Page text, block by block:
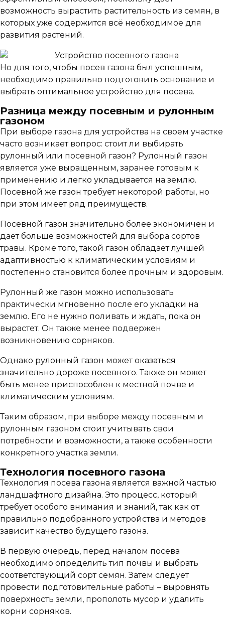
возможность вырастить растительность из семян, в
которых уже содержится всё необходимое для
развития растений.
Но для того, чтобы посев газона был успешным,
необходимо правильно подготовить основание и
выбрать оптимальное устройство для посева.
Разница между посевным и рулонным
газоном
При выборе газона для устройства на своем участке
часто возникает вопрос: стоит ли выбирать
рулонный или посевной газон? Рулонный газон
является уже выращенным, заранее готовым к
применению и легко укладывается на землю.
Посевной же газон требует некоторой работы, но
при этом имеет ряд преимуществ.
Посевной газон значительно более экономичен и
дает больше возможностей для выбора сортов
травы. Кроме того, такой газон обладает лучшей
адаптивностью к климатическим условиям и
постепенно становится более прочным и здоровым.
Рулонный же газон можно использовать
практически мгновенно после его укладки на
землю. Его не нужно поливать и ждать, пока он
вырастет. Он также менее подвержен
возникновению сорняков.
Однако рулонный газон может оказаться
значительно дороже посевного. Также он может
быть менее приспособлен к местной почве и
климатическим условиям.
Таким образом, при выборе между посевным и
рулонным газоном стоит учитывать свои
потребности и возможности, а также особенности
конкретного участка земли.
Технология посевного газона
Технология посева газона является важной частью
ландшафтного дизайна. Это процесс, который
требует особого внимания и знаний, так как от
правильно подобранного устройства и методов
зависит качество будущего газона.
В первую очередь, перед началом посева
необходимо определить тип почвы и выбрать
соответствующий сорт семян. Затем следует
провести подготовительные работы – выровнять
поверхность земли, прополоть мусор и удалить
корни сорняков.